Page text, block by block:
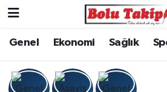
Genel Ekonomi Sağlık